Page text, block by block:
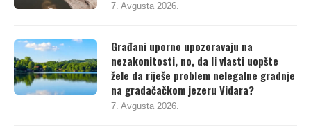
7. Avgusta 2026.
Građani uporno upozoravaju na
nezakonitosti, no, da li vlasti uopšte
žele da riješe problem nelegalne gradnje
na gradačačkom jezeru Vidara?
7. Avgusta 2026.